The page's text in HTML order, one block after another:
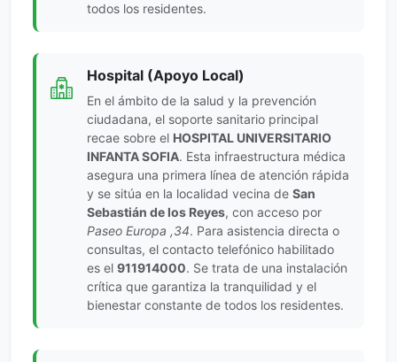
todos los residentes.
Hospital (Apoyo Local)
En el ámbito de la salud y la prevención
ciudadana, el soporte sanitario principal
recae sobre el HOSPITAL UNIVERSITARIO
INFANTA SOFIA. Esta infraestructura médica
asegura una primera línea de atención rápida
y se sitúa en la localidad vecina de San
Sebastián de los Reyes, con acceso por
Paseo Europa ,34. Para asistencia directa o
consultas, el contacto telefónico habilitado
es el 911914000. Se trata de una instalación
crítica que garantiza la tranquilidad y el
bienestar constante de todos los residentes.